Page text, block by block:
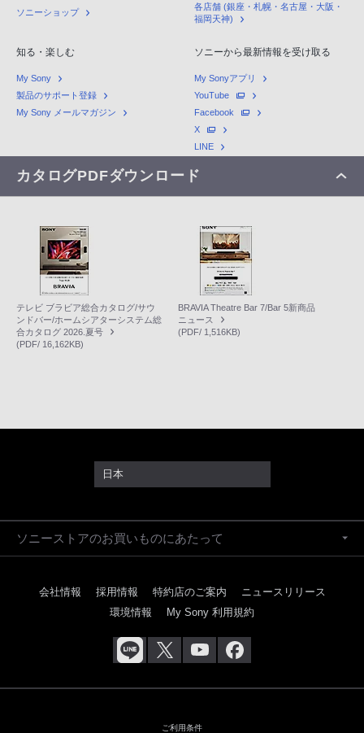
ソニーショップ
各店舗 (銀座・札幌・名古屋・大阪・
福岡天神)
知る・楽しむ
My Sony
製品のサポート登録
My Sony メールマガジン
ソニーから最新情報を受け取る
My Sonyアプリ
YouTube
Facebook
X
LINE
カタログPDFダウンロード
テレビ ブラビア総合カタログ/サウ
ンドバー/ホームシアターシステム総
合カタログ 2026.夏号
(PDF/ 16,162KB)
BRAVIA Theatre Bar 7/Bar 5新商品
ニュース
(PDF/ 1,516KB)
日本
ソニーストアのお買いものにあたって
会社情報 採用情報 特約店のご案内
ニュースリリース
環境情報
My Sony 利用規約
ご利用条件